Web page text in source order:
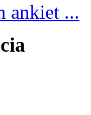
ankiet ...